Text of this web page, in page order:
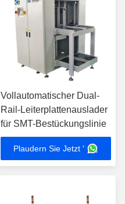
Vollautomatischer Dual-
Rail-Leiterplattenauslader
für SMT-Bestückungslinie
Plaudern Sie Jetzt '